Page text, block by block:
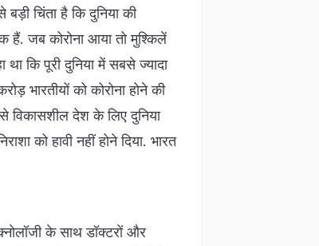
चिंता है कि दुनिया की
हैं. जब कोरोना आया तो मुश्किलें
कि पूरी दुनिया में सबसे ज्यादा
भारतीयों को कोरोना होने की
विकासशील देश के लिए दुनिया
को हावी नहीं होने दिया. भारत
के साथ डॉक्टरों और